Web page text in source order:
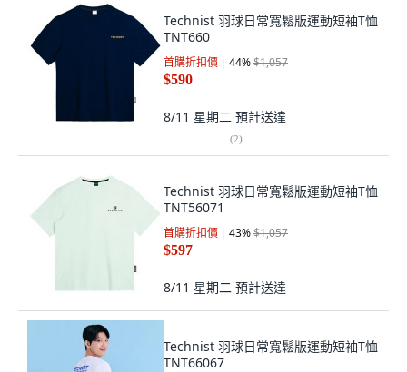
Technist 羽球日常寬鬆版運動短袖T恤
TNT660
首購折扣價 44%$1,057
$590
8/11 星期二 預計送達
(2)
Technist 羽球日常寬鬆版運動短袖T恤
TNT56071
首購折扣價 43%$1,057
$597
8/11 星期二 預計送達
Technist 羽球日常寬鬆版運動短袖T恤
TNT66067